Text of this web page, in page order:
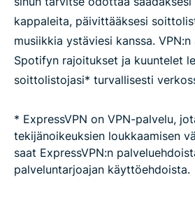
kappaleita, päivittääksesi
musiikkia ystäviesi kanssa.
Spotifyn rajoitukset ja kuuntelet
soittolistojasi* turvallisesti
* ExpressVPN on VPN-palvelu,
tekijänoikeuksien loukkaamisen
saat ExpressVPN:n
palveluntarjoajan käyttöehdoista.